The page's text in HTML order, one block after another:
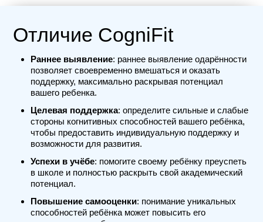
Отличие CogniFit
Раннее выявление: раннее выявление одарённости
позволяет своевременно вмешаться и оказать
поддержку, максимально раскрывая потенциал
вашего ребенка.
Целевая поддержка: определите сильные и слабые
стороны когнитивных способностей вашего ребёнка,
чтобы предоставить индивидуальную поддержку и
возможности для развития.
Успехи в учёбе: помогите своему ребёнку преуспеть
в школе и полностью раскрыть свой академический
потенциал.
Повышение самооценки: понимание уникальных
способностей ребёнка может повысить его